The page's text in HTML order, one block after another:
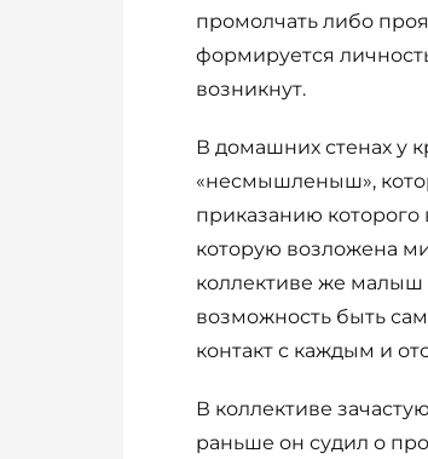
промолчать либо
формируется
возникнут.
В домашних стенах у
«несмышленыш»,
приказанию которого
которую возложена
коллективе же малыш
возможность быть
контакт с каждым и
В коллективе
раньше он судил о